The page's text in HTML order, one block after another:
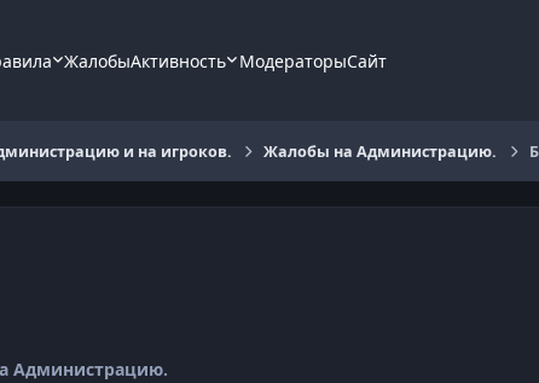
ЖалобыАктивность МодераторыСайт
и на игроков. Жалобы на Администрацию.
Администрацию.